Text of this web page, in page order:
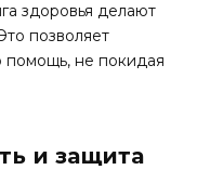
здоровья делают
позволяет
помощь, не покидая
и защита